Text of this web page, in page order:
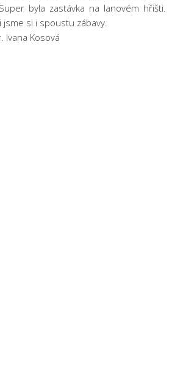
byla zastávka na lanovém hřišti.
jsme si i spoustu zábavy.
Ivana Kosová